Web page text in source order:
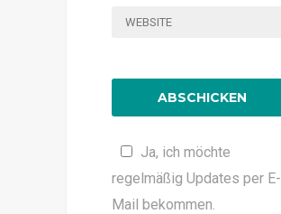
Ja, ich möchte
regelmäßig Updates per E-
Mail bekommen.